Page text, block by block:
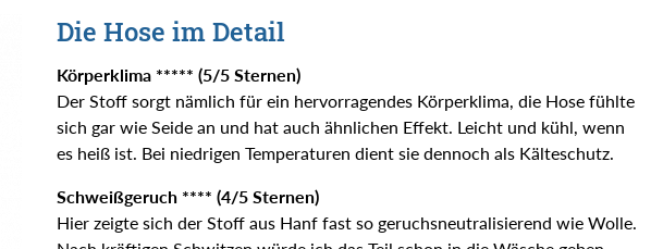
Die Hose im Detail
Körperklima ***** (5/5 Sternen)
Der Stoff sorgt nämlich für ein hervorragendes Körperklima, die Hose fühlte
sich gar wie Seide an und hat auch ähnlichen Effekt. Leicht und kühl, wenn
es heiß ist. Bei niedrigen Temperaturen dient sie dennoch als Kälteschutz.
Schweißgeruch **** (4/5 Sternen)
Hier zeigte sich der Stoff aus Hanf fast so geruchsneutralisierend wie Wolle.